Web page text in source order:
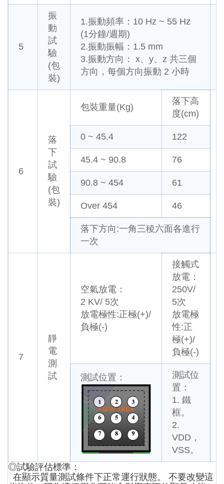
5
振
動
試
驗
(包
裝)
1.振動頻率：10 Hz ~ 55 Hz
(1分鐘/週期)
2.振動振幅：1.5 mm
3.振動方向： x、y、z 共三個
方向，每個方向振動 2 小時
6
落
下
試
驗
(包
裝)
包裝重量(Kg)
落下高
度(cm)
0 ~ 45.4 122
45.4 ~ 90.8 76
90.8 ~ 454 61
Over 454 46
落下方向:一角三稜六面各進行
一次
7
靜
電
測
試
空氣放電：
2 KV/ 5次
放電極性:正極(+)/
負極(-)
接觸式
放電：
250V/
5次
放電極
性:正
極(+)/
負極(-)
測試位置：
測試位
置：
1. 鐵
框。
2.
VDD，
VSS。
◎試驗評估標準：
在顯示質量測試條件下正常運行狀態。 不要改變這